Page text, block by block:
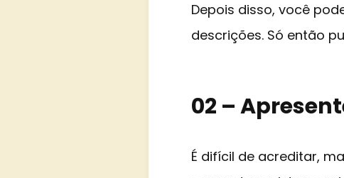
Depois disso, você
descrições. Só então
02 –
É difícil de acreditar,